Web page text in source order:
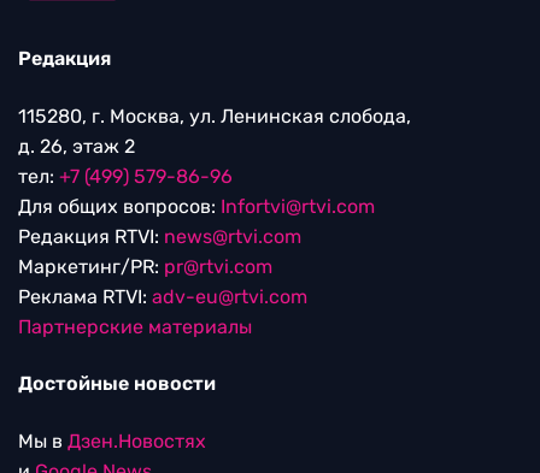
Редакция
115280, г. Москва, ул. Ленинская слобода,
д. 26, этаж 2
тел: +7 (499) 579-86-96
Для общих вопросов: Infortvi@rtvi.com
Редакция RTVI: news@rtvi.com
Маркетинг/PR: pr@rtvi.com
Реклама RTVI: adv-eu@rtvi.com
Партнерские материалы
Достойные новости
Мы в Дзен.Новостях